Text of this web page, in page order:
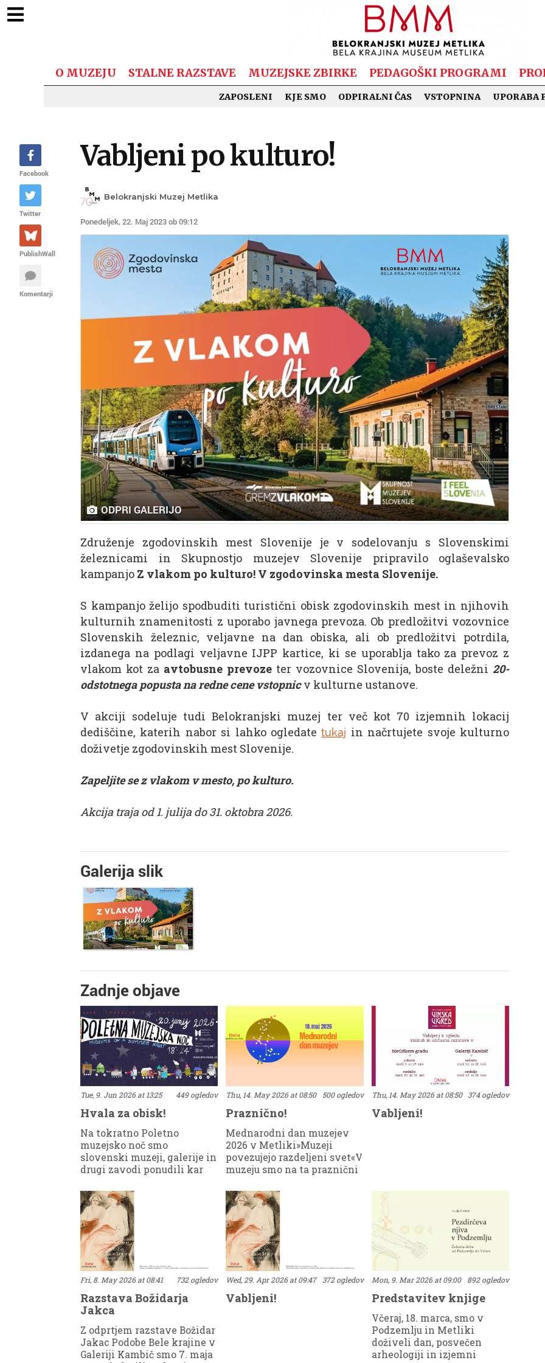
O MUZEJU STALNE RAZSTAVE MUZEJSKE ZBIRKE PEDAGOŠKI PROGRAMI
ZAPOSLENI KJE SMO ODPIRALNI ČAS VSTOPNINA UPORABA
Vabljeni po kulturo!
Belokranjski Muzej Metlika
Ponedeljek, 22. Maj 2023 ob 09:12
ODPRI GALERIJO
Združenje zgodovinskih mest Slovenije je v sodelovanju s Slovenskimi
železnicami in Skupnostjo muzejev Slovenije pripravilo oglaševalsko
kampanjo Z vlakom po kulturo! V zgodovinska mesta Slovenije.
S kampanjo želijo spodbuditi turistični obisk zgodovinskih mest in njihovih
kulturnih znamenitosti z uporabo javnega prevoza. Ob predložitvi vozovnice
Slovenskih železnic, veljavne na dan obiska, ali ob predložitvi potrdila,
izdanega na podlagi veljavne IJPP kartice, ki se uporablja tako za prevoz z
vlakom kot za avtobusne prevoze ter vozovnice Slovenija, boste deležni 20-
odstotnega popusta na redne cene vstopnicv kulturne ustanove.
V akciji sodeluje tudi Belokranjski muzej ter več kot 70 izjemnih lokacij
dediščine, katerih nabor si lahko ogledatetukaj in načrtujete svoje kulturno
doživetje zgodovinskih mest Slovenije.
Zapeljite se z vlakom v mesto, po kulturo.
Akcija traja od 1. julija do 31. oktobra 2026.
Galerija slik
Zadnje objave
Tue, 9. Jun 2026 at 13:25 449 ogledov
Hvala za obisk!
Na tokratno Poletno
muzejsko noč smo
slovenski muzeji, galerije in
drugi zavodi ponudili kar
ste za obisk izbrali tudi
naše.Uvod v večer je bil
sprehod skozi Podobe Bele
krajine, ki jih je Božidar
Jakac ustvaril ob svojih
obiskih pokrajine med
Gorjanci in Kolpo. Avtorica
Andreja Brancelj Bednaršek
je obiskovalcem ponudila
vpogled v nastanek
Jakčeve zbirke v
Belokranjskem muzeju in
njenega belokranjskega
opusa.Medtem so grajsko
Thu, 14. May 2026 at 08:50 500 ogledov
Praznično!
Mednarodni dan muzejev
2026 v Metliki»Muzeji
povezujejo razdeljeni svet«V
muzeju smo na ta praznični
in še enkrat potrdili, da
muzeji res
povezujejo.Dopoldne smo
začeli v duhu spomina in
spoštovanja. Obiskali so nas
člani Zveze borcev za
vrednote NOB Metlika, ki so
si pod vodstvom Leona
Gregorčiča ogledali
muzejsko zbirko, tudi zadnjo
Thu, 14. May 2026 at 08:50 374 ogledov
Vabljeni!
Fri, 8. May 2026 at 08:41 732 ogledov
Razstava Božidarja
Jakca
Z odprtjem razstave Božidar
Jakac Podobe Bele krajine v
Galeriji Kambič smo 7. maja
Wed, 29. Apr 2026 at 09:47 372 ogledov
Vabljeni!
Mon, 9. Mar 2026 at 09:00 892 ogledov
Predstavitev knjige
Včeraj, 18. marca, smo v
Podzemlju in Metliki
doživeli dan, posvečen
arheologiji in izjemni
Facebook
Twitter
PublishWall
Komentarji